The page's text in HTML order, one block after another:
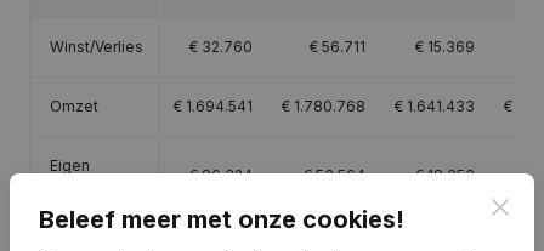
Winst/Verlies € 32.760 € 56.711 € 15.369
Omzet € 1.694.541 € 1.780.768 € 1.641.433 €
Eigen
€86.324 €53.564 €18.353 €
Beleef meer met onze cookies!